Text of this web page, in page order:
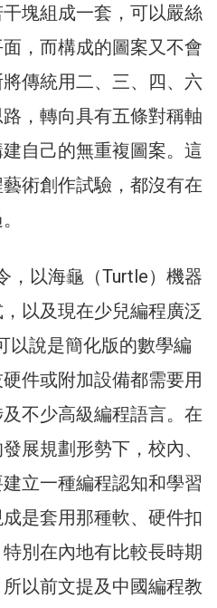
塊組成一套，可以嚴絲
，而構成的圖案又不會
傳統用二、三、四、六
，轉向具有五條對稱軸
自己的無重複圖案。這
術創作試驗，都沒有在
，以海龜（Turtle）機器
以及現在少兒編程廣泛
以說是簡化版的數學編
件或附加設備都需要用
不少高級編程語言。在
展規劃形勢下，校內、
立一種編程認知和學習
是套用那種軟、硬件扣
別在內地有比較長時期
以前文提及中國編程教